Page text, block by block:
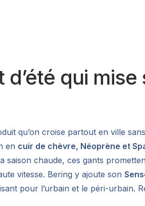
qui
qu’on croise partout en ville
en cuir de chèvre, Néoprène et
chaude, ces gants
vitesse. Bering y ajoute son
pour l’urbain et le péri-urbain.